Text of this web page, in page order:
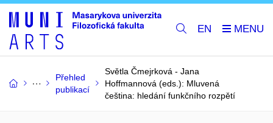
EN
Přehled
publikací
Světla Čmejrková - Jana
Hoffmannová (eds.): Mluvená
čeština: hledání funkčního rozpětí